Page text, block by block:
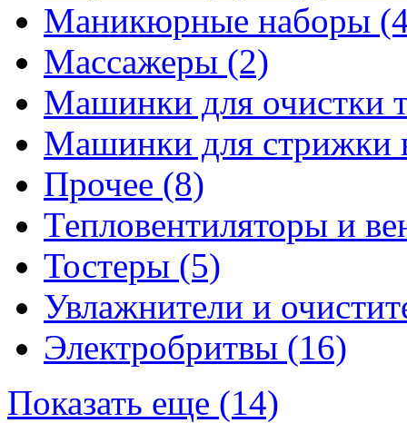
Маникюрные наборы
Массажеры (2)
Машинки для очистки
Машинки для стрижки
Прочее (8)
Тепловентиляторы и
Тостеры (5)
Увлажнители и
Электробритвы (16)
Показать еще (14)